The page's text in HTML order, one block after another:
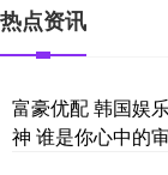
热点资讯
富豪优配 韩国娱
神 谁是你心中的